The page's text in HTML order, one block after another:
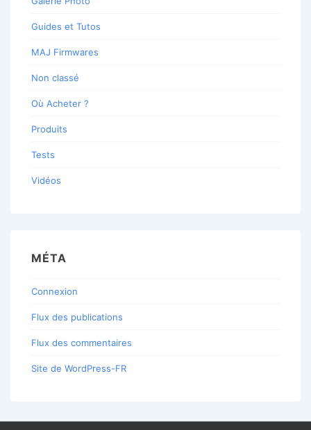
Guides et Tutos
MAJ Firmwares
Non classé
Où Acheter ?
Produits
Tests
Vidéos
MÉTA
Connexion
Flux des publications
Flux des commentaires
Site de WordPress-FR